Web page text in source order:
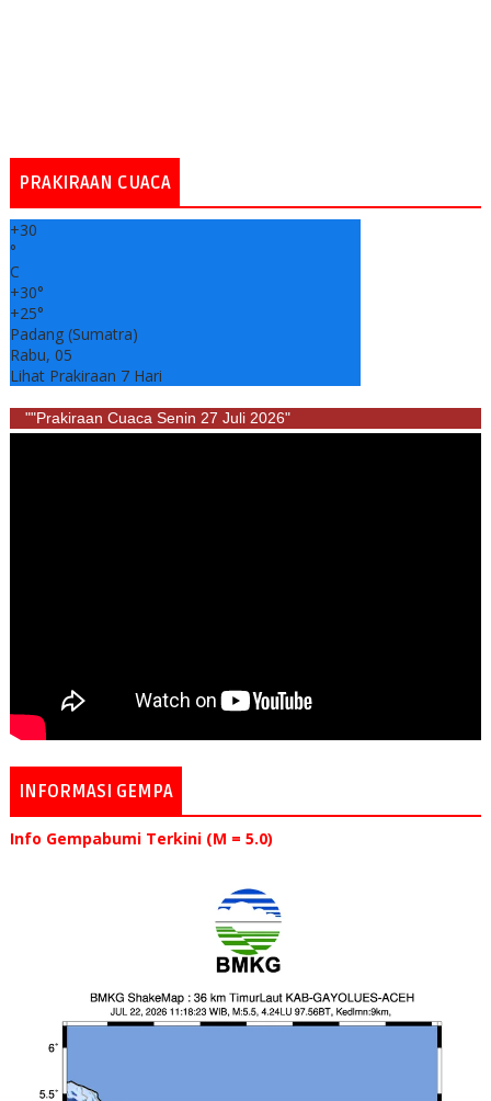
PRAKIRAAN CUACA
+30
°
C
+30°
+25°
Padang (Sumatra)
Rabu, 05
Lihat Prakiraan 7 Hari
""Prakiraan Cuaca Senin 27 Juli 2026"
INFORMASI GEMPA
Info Gempabumi Terkini (M = 5.0)